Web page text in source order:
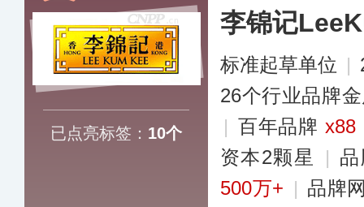
已点亮标签： 10个
李锦记
标准起草单位 |
26个行业品牌
| 百年品牌 x88
资本2颗星
|
500万+ | 品牌